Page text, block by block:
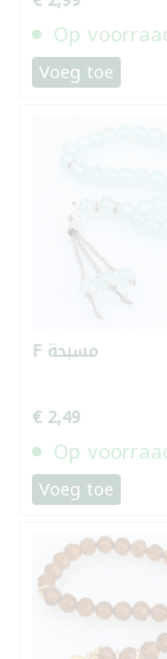
Op
Voeg toe
F مسبحة
€ 2,49
Op
Voeg toe